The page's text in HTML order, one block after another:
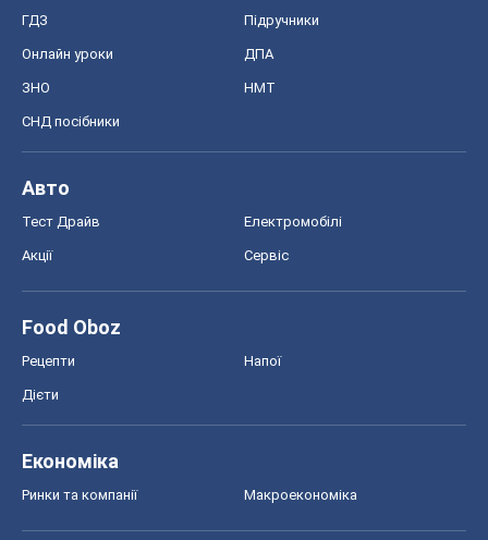
ГДЗ Підручники
Онлайн уроки ДПА
ЗНО НМТ
СНД посібники
Авто
Тест Драйв Електромобілі
Акції Сервіс
Food Oboz
Рецепти Напої
Дієти
Економіка
Ринки та компанії Макроекономіка